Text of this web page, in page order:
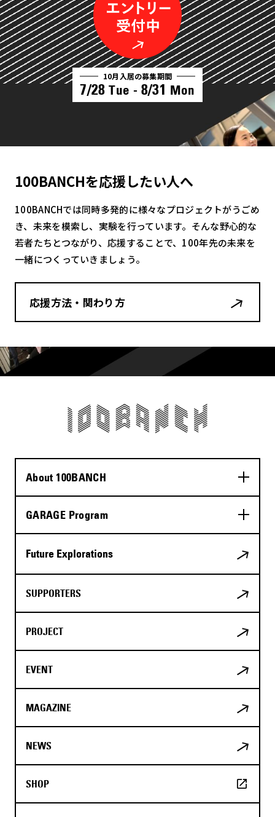
10月入居の募集期間
7/28 Tue - 8/31 Mon
100BANCHを応援したい人へ
100BANCHでは同時多発的に様々なプロジェクトがうごめ
き、未来を模索し、実験を行っています。そんな野心的な
若者たちとつながり、応援することで、100年先の未来を
一緒につくっていきましょう。
応援方法・関わり方
About 100BANCH
GARAGE Program
Future Explorations
SUPPORTERS
PROJECT
EVENT
MAGAZINE
NEWS
SHOP